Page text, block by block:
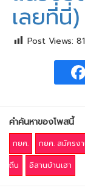
เลยที่นี่)
Post Views: 81
คำค้นหาของโพสนี้
กยศ. กยศ. สมัครง
ถิ่น
อีสานบ้านเฮา